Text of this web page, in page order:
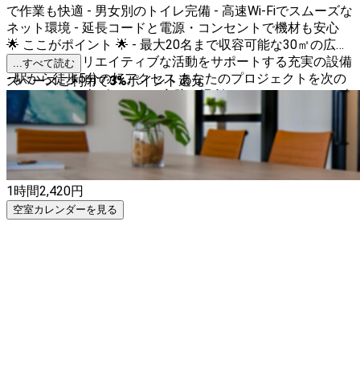
で作業も快適 - 男女別のトイレ完備 - 高速Wi-Fiでスムーズな
ネット環境 - 延長コードと電源・コンセントで機材も安心
🌟 ここがポイント 🌟 - 最大20名まで収容可能な30㎡の広々
スペース - クリエイティブな活動をサポートする充実の設備
- 駅から徒歩5分の好アクセス あなたのプロジェクトを次の
レベルへ引き上げるための完璧な場所、is.good.mood.で、素
晴らしいひとときをお過ごしください。 お待ちしておりま
す！
...すべて読む
スペースご利用で3%ポイント還元
1時間2,420円
空室カレンダーを見る